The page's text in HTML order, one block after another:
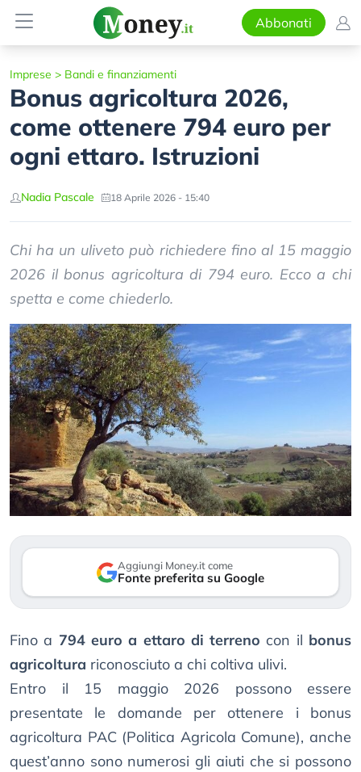
Abbonati
Imprese > Bandi e finanziamenti
Bonus agricoltura 2026,
come ottenere 794 euro per
ogni ettaro. Istruzioni
Nadia Pascale 18 Aprile 2026 - 15:40
Chi ha un uliveto può richiedere fino al 15 maggio
2026 il bonus agricoltura di 794 euro. Ecco a chi
spetta e come chiederlo.
Aggiungi Money.it come
Fonte preferita su Google
Fino a 794 euro a ettaro di terreno con il bonus
agricoltura riconosciuto a chi coltiva ulivi.
Entro il 15 maggio 2026 possono essere
presentate le domande per ottenere i bonus
agricoltura PAC (Politica Agricola Comune), anche
quest’anno sono numerosi gli aiuti che si possono